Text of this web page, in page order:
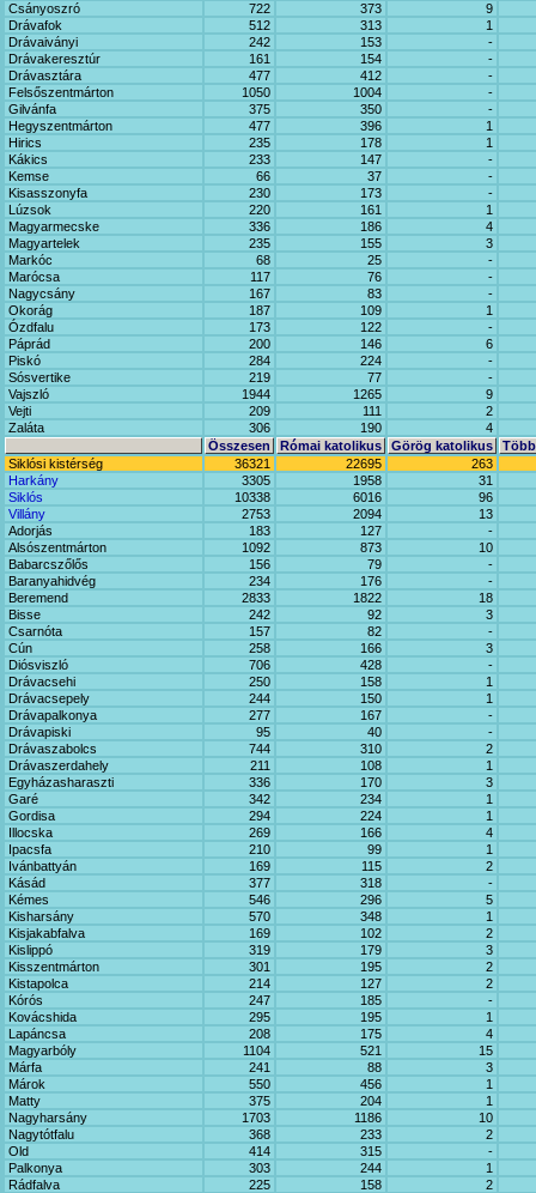
Csányoszró
722 373
9
Drávafok
512 313
1
Drávaiványi
242 153
-
Drávakeresztúr
161 154
-
Drávasztára
477 412
-
Felsőszentmárton
1050 1004
-
Gilvánfa
375 350
-
Hegyszentmárton
477 396
1
Hirics
235 178
1
Kákics
233 147
-
Kemse
66 37
-
Kisasszonyfa
230 173
-
Lúzsok
220 161
1
Magyarmecske
336 186
4
Magyartelek
235 155
3
Markóc
68 25
-
Marócsa
117 76
-
Nagycsány
167 83
-
Okorág
187 109
1
Ózdfalu
173 122
-
Páprád
200 146
6
Piskó
284 224
-
Sósvertike
219 77
-
Vajszló
1944 1265
9
Vejti
209 111
2
Zaláta
306 190
4
Összesen
Római katolikus Görög katolikus
Siklósi kistérség
36321 22695
263
Harkány
3305 1958
31
Siklós
10338 6016
96
Villány
2753 2094
13
Adorjás
183 127
-
Alsószentmárton
1092 873
10
Babarcszőlős
156 79
-
Baranyahidvég
234 176
-
Beremend
2833 1822
18
Bisse
242 92
3
Csarnóta
157 82
-
Cún
258 166
3
Diósviszló
706 428
-
Drávacsehi
250 158
1
Drávacsepely
244 150
1
Drávapalkonya
277 167
-
Drávapiski
95 40
-
Drávaszabolcs
744 310
2
Drávaszerdahely
211 108
1
Egyházasharaszti
336 170
3
Garé
342 234
1
Gordisa
294 224
1
Illocska
269 166
4
Ipacsfa
210 99
1
Ivánbattyán
169 115
2
Kásád
377 318
-
Kémes
546 296
5
Kisharsány
570 348
1
Kisjakabfalva
169 102
2
Kislippó
319 179
3
Kisszentmárton
301 195
2
Kistapolca
214 127
2
Kórós
247 185
-
Kovácshida
295 195
1
Lapáncsa
208 175
4
Magyarbóly
1104 521
15
Márfa
241 88
3
Márok
550 456
1
Matty
375 204
1
Nagyharsány
1703 1186
10
Nagytótfalu
368 233
2
Old
414 315
-
Palkonya
303 244
1
Rádfalva
225 158
2